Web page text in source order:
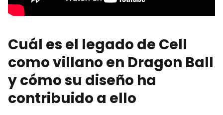
Cuál es el legado de Cell
como villano en Dragon Ball
y cómo su diseño ha
contribuido a ello